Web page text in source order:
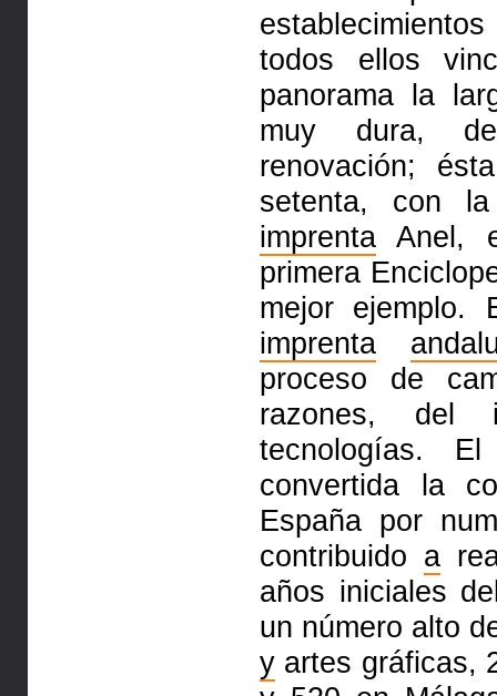
todos ellos
panorama la
muy dura,
renovación;
setenta, con
imprenta Anel,
primera
mejor ejemplo.
imprenta
proceso de
razones, del
tecnologías.
convertida la
España por
contribuido a
años iniciales
un número alto
y artes gráficas,